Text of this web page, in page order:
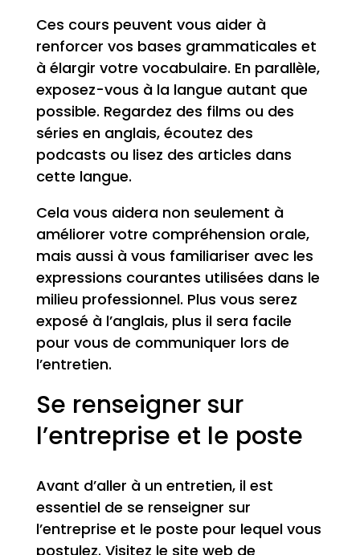
Ces cours peuvent vous aider à
renforcer vos bases grammaticales et
à élargir votre vocabulaire. En parallèle,
exposez-vous à la langue autant que
possible. Regardez des films ou des
séries en anglais, écoutez des
podcasts ou lisez des articles dans
cette langue.
Cela vous aidera non seulement à
améliorer votre compréhension orale,
mais aussi à vous familiariser avec les
expressions courantes utilisées dans le
milieu professionnel. Plus vous serez
exposé à l’anglais, plus il sera facile
pour vous de communiquer lors de
l’entretien.
Se renseigner sur
l’entreprise et le poste
Avant d’aller à un entretien, il est
essentiel de se renseigner sur
l’entreprise et le poste pour lequel vous
postulez. Visitez le site web de